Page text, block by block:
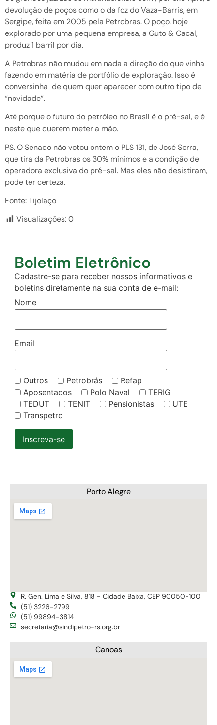
devolução de poços como o da foz do Vaza-Barris, em
Sergipe, feita em 2005 pela Petrobras. O poço, hoje
explorado por uma pequena empresa, a Guto & Cacal,
produz 1 barril por dia.
A Petrobras não mudou em nada a direção do que vinha
fazendo em matéria de portfólio de exploração. Isso é
conversinha de quem quer aparecer com outro tipo de
“novidade”.
Até porque o futuro do petróleo no Brasil é o pré-sal, e é
neste que querem meter a mão.
PS. O Senado não votou ontem o PLS 131, de José Serra,
que tira da Petrobras os 30% mínimos e a condição de
operadora exclusiva do pré-sal. Mas eles não desistiram,
pode ter certeza.
Fonte: Tijolaço
Visualizações:0
Boletim Eletrônico
Cadastre-se para receber nossos informativos e
boletins diretamente na sua conta de e-mail:
Nome
Email
Outros Petrobrás
Refap
Aposentados
Polo Naval
TERIG
TEDUT
TENIT Pensionistas
UTE
Transpetro
Inscreva-se
Porto Alegre
R. Gen. Lima e Silva, 818 - Cidade Baixa, CEP 90050-100
(51) 3226-2799
(51) 99894-3814
secretaria@sindipetro-rs.org.br
Canoas